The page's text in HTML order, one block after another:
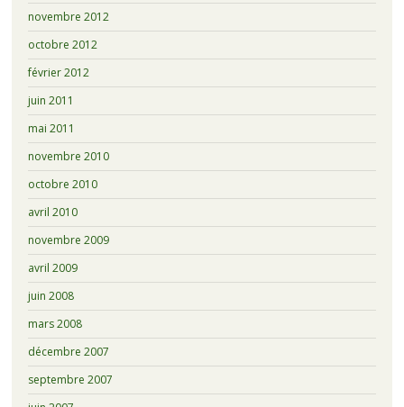
novembre 2012
octobre 2012
février 2012
juin 2011
mai 2011
novembre 2010
octobre 2010
avril 2010
novembre 2009
avril 2009
juin 2008
mars 2008
décembre 2007
septembre 2007